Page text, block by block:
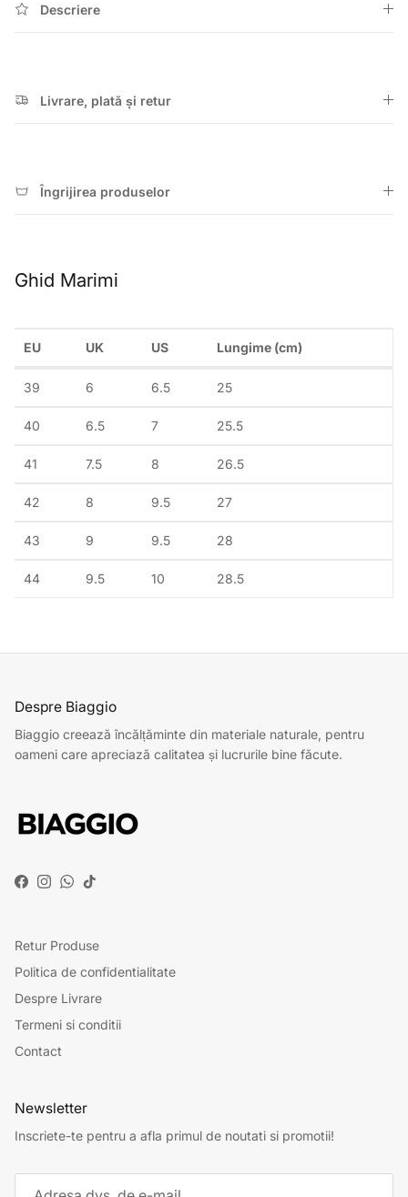
Descriere
Livrare, plată și retur
Îngrijirea produselor
Ghid Marimi
EU UK US Lungime (cm)
39 6 6.5 25
40 6.5 7 25.5
41 7.5 8 26.5
42 8 9.5 27
43 9 9.5 28
44 9.5 10 28.5
Despre Biaggio
Biaggio creează încălțăminte din materiale naturale, pentru
oameni care apreciază calitatea și lucrurile bine făcute.
Facebook
Instagram
WhatsApp
TikTok
Retur Produse
Politica de confidentialitate
Despre Livrare
Termeni si conditii
Contact
Newsletter
Inscriete-te pentru a afla primul de noutati si promotii!